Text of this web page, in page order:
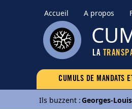
Accueil A propos
LA
CUMULS DE MANDATS
Ils buzzent :Georges-